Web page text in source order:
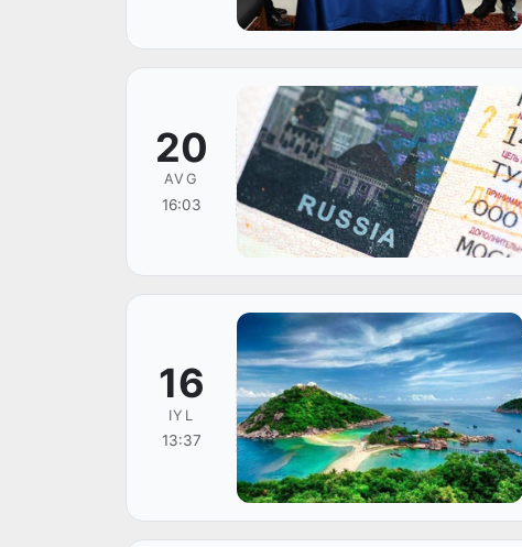
20
AVG
16:03
16
IYL
13:37